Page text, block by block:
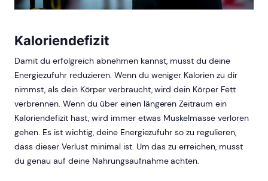
Kaloriendefizit
Damit du erfolgreich abnehmen kannst, musst du deine
Energiezufuhr reduzieren. Wenn du weniger Kalorien zu dir
nimmst, als dein Körper verbraucht, wird dein Körper Fett
verbrennen. Wenn du über einen längeren Zeitraum ein
Kaloriendefizit hast, wird immer etwas Muskelmasse verloren
gehen. Es ist wichtig, deine Energiezufuhr so zu regulieren,
dass dieser Verlust minimal ist. Um das zu erreichen, musst
du genau auf deine Nahrungsaufnahme achten.